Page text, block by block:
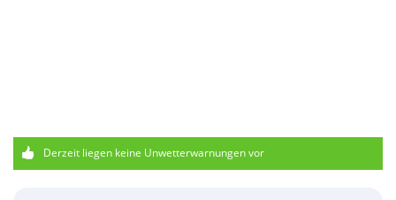
Derzeit liegen keine Unwetterwarnungen vor